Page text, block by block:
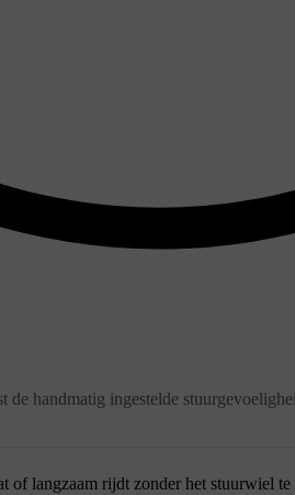
handmatig ingestelde
of langzaam rijdt zonder het stuurwiel te